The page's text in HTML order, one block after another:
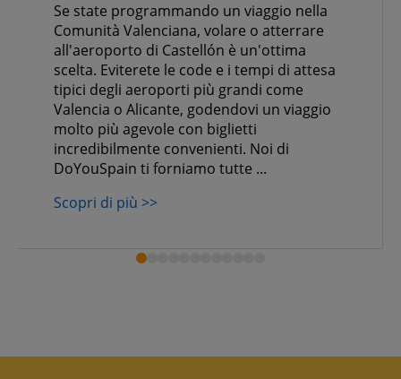
Se state programmando un viaggio nella
Comunità Valenciana, volare o atterrare
all'aeroporto di Castellón è un'ottima
scelta. Eviterete le code e i tempi di attesa
tipici degli aeroporti più grandi come
Valencia o Alicante, godendovi un viaggio
molto più agevole con biglietti
incredibilmente convenienti. Noi di
DoYouSpain ti forniamo tutte ...
Scopri di più >>